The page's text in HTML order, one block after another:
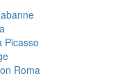
Picasso
Roma